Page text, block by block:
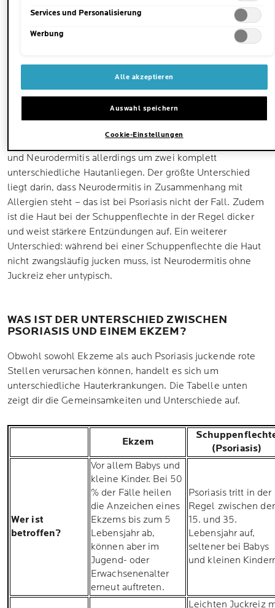
HAUTANLIEGEN
Schuppenflechte gehört zur Kategorie der Hautflechten.
chronisch-entzündliche Hautanliegen, deren
Erscheinungsbild der Psoriasis sehr ähneln. Das gilt vor
Neurodermitis, auch atopisches Ekzem genannt.
und Neurodermitis allerdings um zwei komplett
unterschiedliche Hautanliegen. Der größte Unterschied
liegt darin, dass Neurodermitis in Zusammenhang mit
Allergien steht – das ist bei Psoriasis nicht der Fall. Zudem
ist die Haut bei der Schuppenflechte in der Regel dicker
und weist stärkere Entzündungen auf. Ein weiterer
Unterschied: während bei einer Schuppenflechte die Haut
nicht zwangsläufig jucken muss, ist Neurodermitis ohne
Juckreiz eher untypisch.
WAS IST DER UNTERSCHIED ZWISCHEN
PSORIASIS UND EINEM EKZEM?
Obwohl sowohl Ekzeme als auch Psoriasis juckende rote
Stellen verursachen können, handelt es sich um
unterschiedliche Hauterkrankungen. Die Tabelle unten
zeigt dir die Gemeinsamkeiten und Unterschiede auf.
Ekzem
(Psoriasis)
Wer ist
betroffen?
Vor allem Babys und
kleine Kinder. Bei 50
% der Fälle heilen
die Anzeichen eines
Ekzems bis zum 5
Lebensjahr ab,
können aber im
Jugend- oder
Erwachsenenalter
erneut auftreten.
Psoriasis tritt in der
Regel zwischen
15. und 35.
Lebensjahr auf,
seltener bei Babys
und kleinen
Leichten Juckreiz
Services und Personalisierung
Werbung
Alle akzeptieren
Auswahl speichern
Cookie-Einstellungen